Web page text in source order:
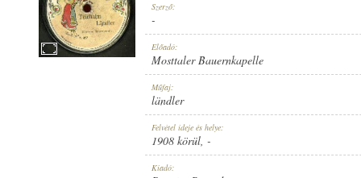
1908 KÖRÜL
Szerző:
-
Előadó:
Mosttaler Bauernkapelle
Műfaj:
ländler
Felvétel ideje és helye:
1908 körül, -
Kiadó: